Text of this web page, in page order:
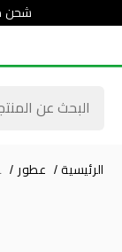
شحن
الرئيسية / عطور /